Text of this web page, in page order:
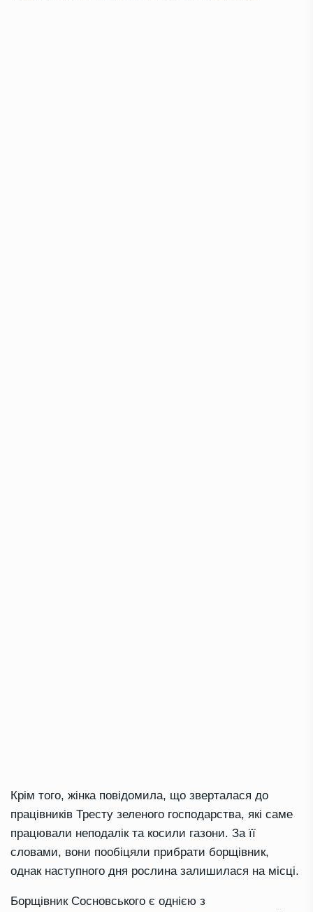
Крім того, жінка повідомила, що зверталася до
працівників Тресту зеленого господарства, які саме
працювали неподалік та косили газони. За її
словами, вони пообіцяли прибрати борщівник,
однак наступного дня рослина залишилася на місці.
Борщівник Сосновського є однією з